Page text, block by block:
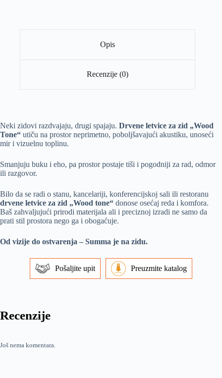
Opis
Recenzije (0)
Neki zidovi razdvajaju, drugi spajaju. Drvene letvice za zid „Wood
Tone“ utiču na prostor neprimetno, poboljšavajući akustiku, unoseći
mir i vizuelnu toplinu.
Smanjuju buku i eho, pa prostor postaje tiši i pogodniji za rad, odmor
ili razgovor.
Bilo da se radi o stanu, kancelariji, konferencijskoj sali ili restoranu
drvene letvice za zid „Wood tone“ donose osećaj reda i komfora.
Baš zahvaljujući prirodi materijala ali i preciznoj izradi ne samo da
prati stil prostora nego ga i obogaćuje.
Od vizije do ostvarenja – Summa je na zidu.
Pošaljite upit Preuzmite katalog
Recenzije
Još nema komentara.